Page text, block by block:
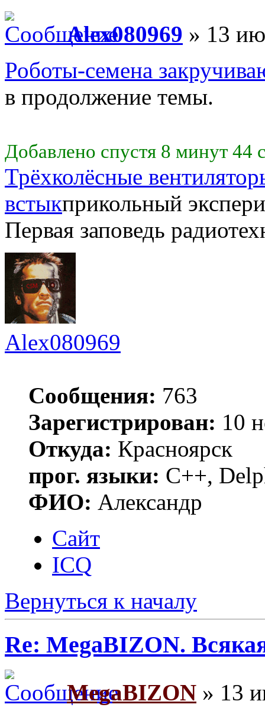
Alex080969 » 13
Роботы-семена
в продолжение темы.
Добавлено спустя 8 минут 44
Трёхколёсные
встыкприкольный
Первая заповедь
Alex080969
Сообщения: 763
Зарегистрирован: 10
Откуда: Красноярск
прог. языки: С++,
ФИО: Александр
Сайт
ICQ
Вернуться к началу
Re: MegaBIZON.
MegaBIZON » 13